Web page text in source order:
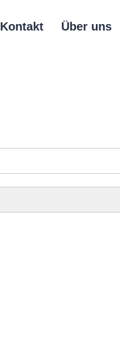
Kontakt Über uns